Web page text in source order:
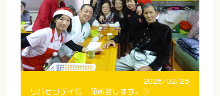
2026/02/26
リハビリデイ結 閉所致します。①